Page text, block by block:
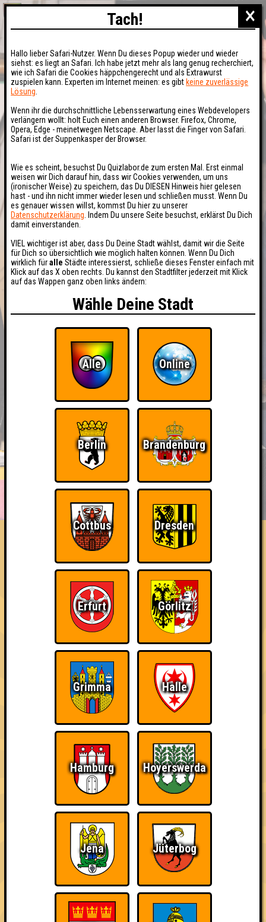
HIGHSCORE RESERVIERUNG
FAQ ÜBER UNS
Die glorreichen Nichtswisser
Errungenschaften
Kleiner Hinweis: bei uns sind Teams, die in einem Stechen
verlieren, trotzdem auf dem 1. Platz - den haben sie sich
schließlich verdient! Entsprechend gibt es für diese auch
Errungenschaften für den 1. Platz.
Schon wieder zum
Quiz?!
Wiederzehn macht
Freude
Quizveteran
Wir sind immer bei
Nerven aus Stahl
The Amount of
Teilnahmen is too
damn high
×
Tach!
Hallo lieber Safari-Nutzer. Wenn Du dieses Popup wieder und wieder
siehst: es liegt an Safari. Ich habe jetzt mehr als lang genug recherchiert,
wie ich Safari die Cookies häppchengerecht und als Extrawurst
zuspielen kann. Experten im Internet meinen: es gibt keine zuverlässige
Lösung
Wenn ihr die durchschnittliche Lebensserwartung eines Webdevelopers
verlängern wollt: holt Euch einen anderen Browser. Firefox, Chrome,
Opera, Edge - meinetwegen Netscape. Aber lasst die Finger von Safari.
Safari ist der Suppenkasper der Browser.
Wie es scheint, besuchst Du Quizlabor.de zum ersten Mal. Erst einmal
weisen wir Dich darauf hin, dass wir Cookies verwenden, um uns
(ironischer Weise) zu speichern, das Du DIESEN Hinweis hier gelesen
hast - und ihn nicht immer wieder lesen und schließen musst. Wenn Du
es genauer wissen willst, kommst Du hier zu unserer
Datenschutzerklärung . Indem Du unsere Seite besuchst, erklärst Du Dich
damit einverstanden.
VIEL wichtiger ist aber, dass Du Deine Stadt wählst, damit wir die Seite
für Dich so übersichtlich wie möglich halten können. Wenn Du Dich
wirklich füralle Städte interessierst, schließe dieses Fenster einfach mit
Klick auf das X oben rechts. Du kannst den Stadtfilter jederzeit mit Klick
auf das Wappen ganz oben links ändern:
Wähle Deine Stadt
Alle Online
Berlin Brandenburg
Cottbus Dresden
Erfurt Görlitz
Grimma Halle
Hamburg Hoyerswerda
Jena Jüterbog